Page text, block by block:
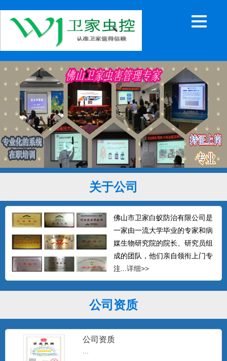
关于公司
佛山市卫家白蚁防治有限公司是
一家由一流大学毕业的专家和病
媒生物研究院的院长、研究员组
成的团队，他们亲自领衔上门专
注... 详细>>
公司资质
公司资质